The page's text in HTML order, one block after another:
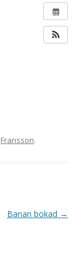
Fransson.
Banan bokad →